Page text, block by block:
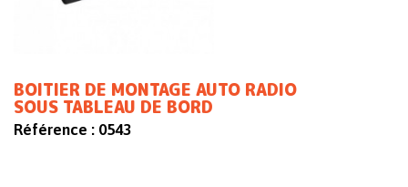
BOITIER DE MONTAGE AUTO RADIO
SOUS TABLEAU DE BORD
Référence : 0543